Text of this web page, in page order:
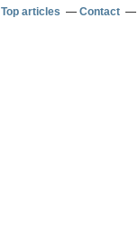
Top articles Contact